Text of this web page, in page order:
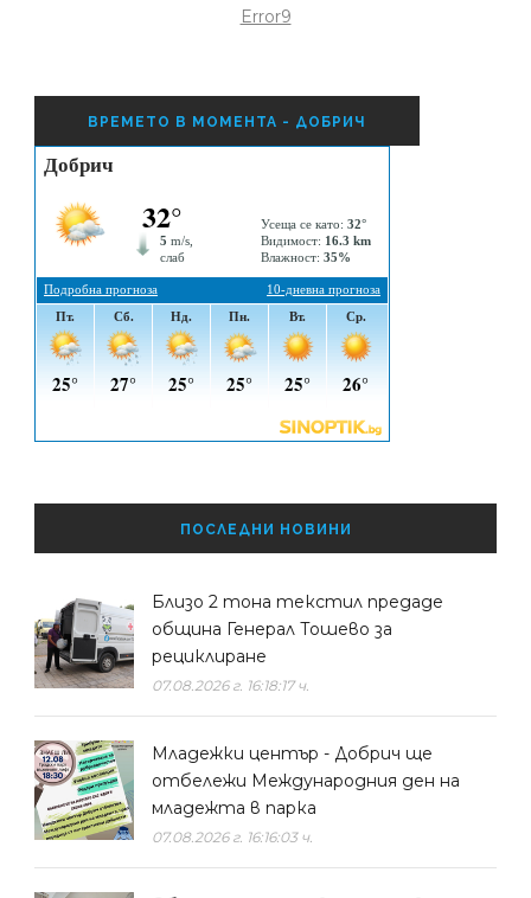
Error9
ВРЕМЕТО В МОМЕНТА - ДОБРИЧ
ПОСЛЕДНИ НОВИНИ
Близо 2 тона текстил предаде
община Генерал Тошево за
рециклиране
07.08.2026 г. 16:18:17 ч.
Младежки център - Добрич ще
отбележи Международния ден на
младежта в парка
07.08.2026 г. 16:16:03 ч.